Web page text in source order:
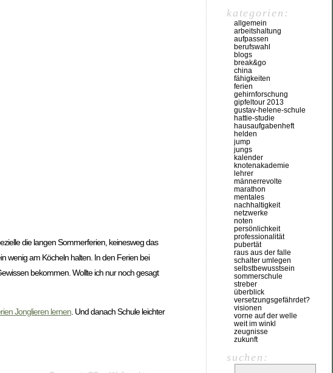
die langen Sommerferien, keinesweg das
wenig am Köcheln halten. In den Ferien bei
bekommen. Wollte ich nur noch gesagt
Jonglieren lernen . Und danach Schule leichter
kategorien:
allgemein
arbeitshaltung
aufpassen
berufswahl
blogs
break&go
china
fähigkeiten
ferien
gehirnforschung
gipfeltour 2013
gustav-helene-schule
hattie-studie
hausaufgabenheft
helden
jump
jungs
kalender
knotenakademie
lehrer
männerrevolte
marathon
mentales
nachhaltigkeit
netzwerke
noten
persönlichkeit
professionalität
pubertät
raus aus der falle
schalter umlegen
selbstbewusstsein
sommerschule
streber
überblick
versetzungsgefährdet?
visionen
vorne auf der welle
weit im winkl
zeugnisse
zukunft
suchen: